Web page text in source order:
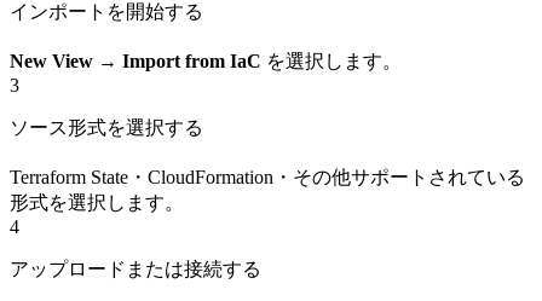
インポートを開始する
New View → Import from IaC を選択します。
3
ソース形式を選択する
Terraform State・CloudFormation・その他サポートされている
形式を選択します。
4
アップロードまたは接続する